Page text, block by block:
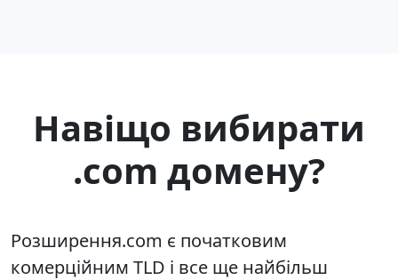
Навіщо вибирати
.com домену?
Розширення.com є початковим
комерційним TLD і все ще найбільш